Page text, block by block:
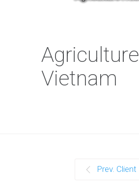
Agriculture
Vietnam
Prev. Client